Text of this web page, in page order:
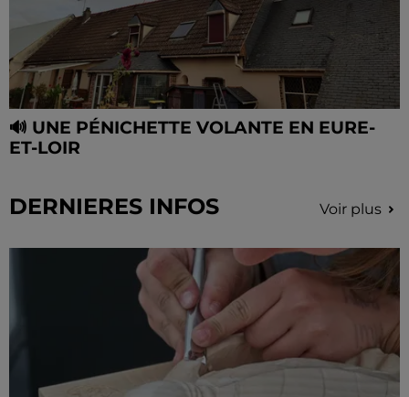
🔊 UNE PÉNICHETTE VOLANTE EN EURE-
ET-LOIR
DERNIERES INFOS Voir plus